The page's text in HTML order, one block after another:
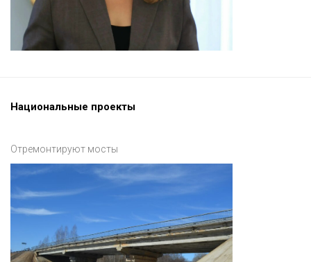
Национальные проекты
Отремонтируют мосты